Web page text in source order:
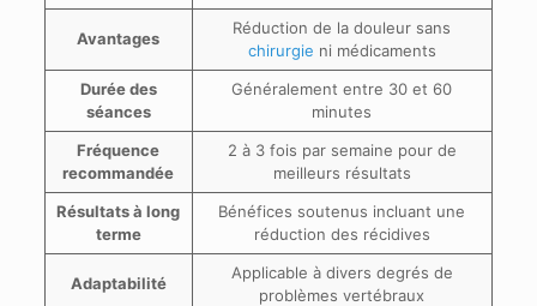
Avantages
Réduction de la douleur sans
chirurgie ni médicaments
Durée des
séances
Généralement entre 30 et 60
minutes
Fréquence
recommandée
2 à 3 fois par semaine pour de
meilleurs résultats
Résultats à long
terme
Bénéfices soutenus incluant une
réduction des récidives
Adaptabilité
Applicable à divers degrés de
problèmes vertébraux